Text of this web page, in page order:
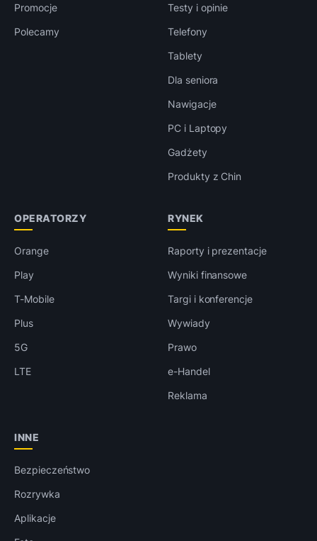
Promocje
Polecamy
Testy i opinie
Telefony
Tablety
Dla seniora
Nawigacje
PC i Laptopy
Gadżety
Produkty z Chin
OPERATORZY
Orange
Play
T-Mobile
Plus
5G
LTE
RYNEK
Raporty i prezentacje
Wyniki finansowe
Targi i konferencje
Wywiady
Prawo
e-Handel
Reklama
INNE
Bezpieczeństwo
Rozrywka
Aplikacje